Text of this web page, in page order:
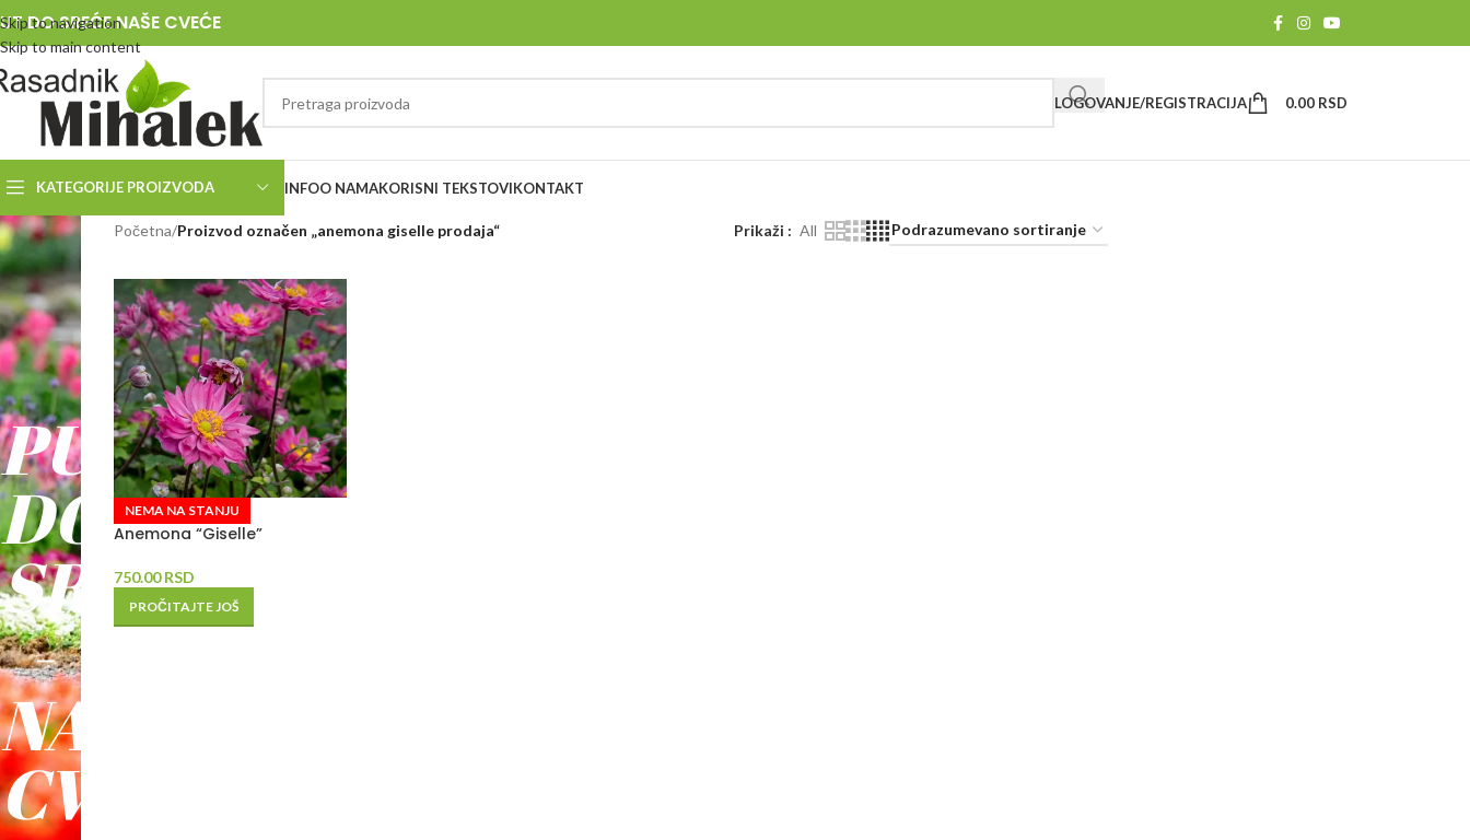
Skip to navigation
Skip to main content
DO SREĆE NAŠE CVEĆE
LOGOVANJE/REGISTRACIJA 0.00 RSD
KATEGORIJE PROIZVODA INFOO NAMAKORISNI TEKSTOVIKONTAKT
RASADNIK
MIHALEK
PUT
DO
SREĆE
-
NAŠE
CVEĆE
Početna/Proizvod označen „anemona giselle prodaja“ Prikaži All
NEMA NA STANJU
Anemona “Giselle”
750.00RSD
PROČITAJTE JOŠ